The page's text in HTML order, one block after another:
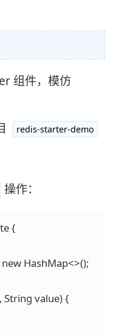
组件，模仿
redis-starter-demo
操作：
{
new HashMap<>();
String value) {